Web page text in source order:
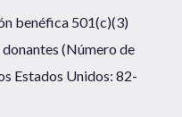
benéfica 501(c)(3)
(Número de
Estados Unidos: 82-